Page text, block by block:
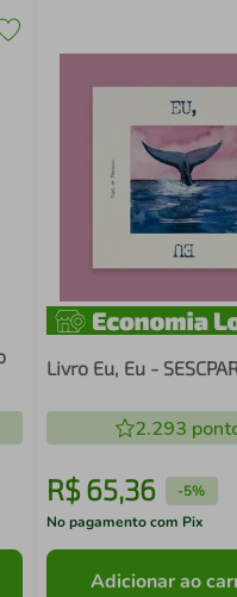
Livro Eu, Eu -
2.293
R$ 65,36 -5%
No pagamento com Pix
Adicionar ao